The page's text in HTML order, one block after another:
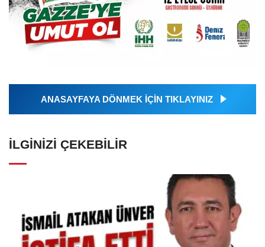
ANASAYFAYA DÖNMEK İÇİN TIKLAYINIZ
İLGINIZI ÇEKEBILIR